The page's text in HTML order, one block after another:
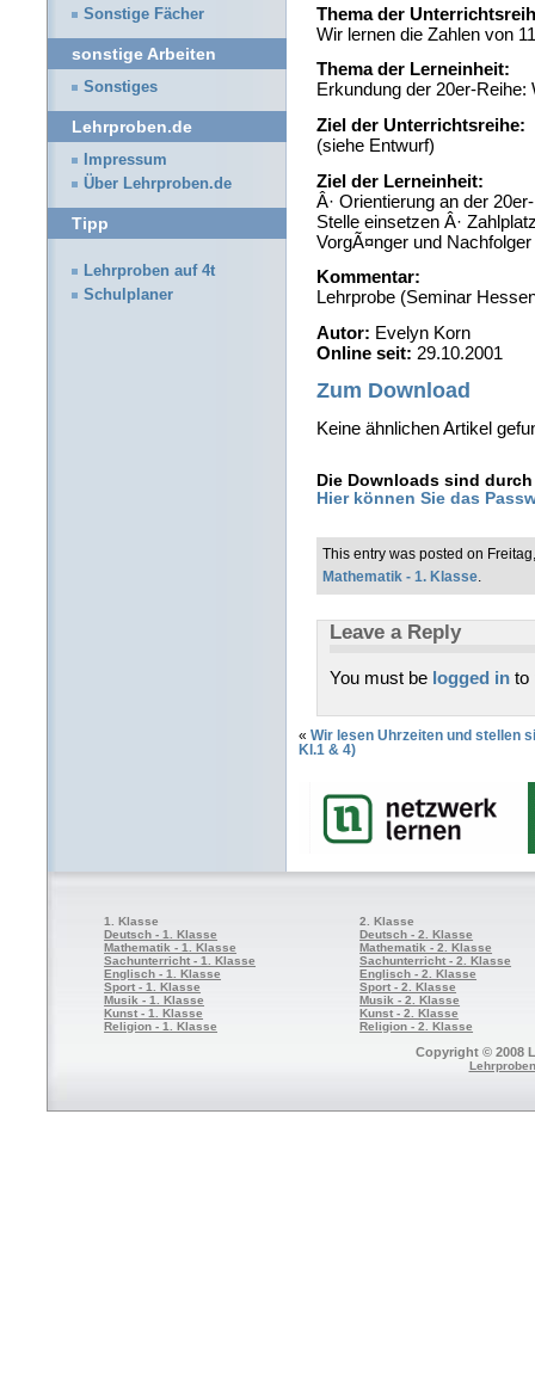
Thema der
Wir lernen die Zahlen von
Thema der Lerneinheit:
Erkundung der 20er-Reihe:
Ziel der Unterrichtsreihe:
(siehe Entwurf)
Ziel der Lerneinheit:
Â· Orientierung an der
Stelle einsetzen Â·
VorgÃ¤nger und
Kommentar:
Lehrprobe (Seminar
Autor: Evelyn Korn
Online seit: 29.10.2001
Zum Download
Keine ähnlichen Artikel
Die Downloads sind
Hier können Sie das
This entry was posted on
Mathematik - 1. Klasse.
Leave a Reply
You must be logged in to
« Wir lesen Uhrzeiten und stellen
Kl.1 & 4)
Sonstige Fächer
sonstige Arbeiten
Sonstiges
Lehrproben.de
Impressum
Über Lehrproben.de
Tipp
Lehrproben auf 4t
Schulplaner
1. Klasse
Deutsch - 1. Klasse
Mathematik - 1. Klasse
Sachunterricht - 1. Klasse
Englisch - 1. Klasse
Sport - 1. Klasse
Musik - 1. Klasse
Kunst - 1. Klasse
Religion - 1. Klasse
2. Klasse
Deutsch - 2. Klasse
Mathematik - 2. Klasse
Sachunterricht - 2. Klasse
Englisch - 2. Klasse
Sport - 2. Klasse
Musik - 2. Klasse
Kunst - 2. Klasse
Religion - 2. Klasse
Copyright © 2008